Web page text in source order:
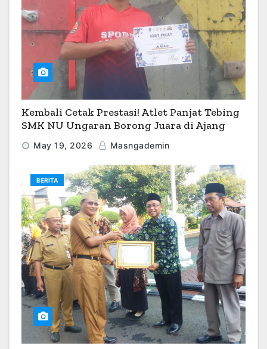
Kembali Cetak Prestasi! Atlet Panjat Tebing
SMK NU Ungaran Borong Juara di Ajang
May 19, 2026 Masngademin
BERITA